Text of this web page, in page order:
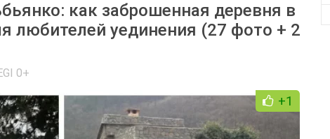
как заброшенная деревня в
любителей уединения (27 фото + 2
0+
+1